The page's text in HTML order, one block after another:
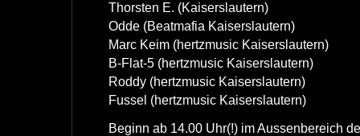
Thorsten E. (Kaiserslautern)
Odde (Beatmafia Kaiserslautern)
Marc Keim (hertzmusic Kaiserslautern)
B-Flat-5 (hertzmusic Kaiserslautern)
Roddy (hertzmusic Kaiserslautern)
Fussel (hertzmusic Kaiserslautern)
Beginn ab 14.00 Uhr(!) im Aussenbereich